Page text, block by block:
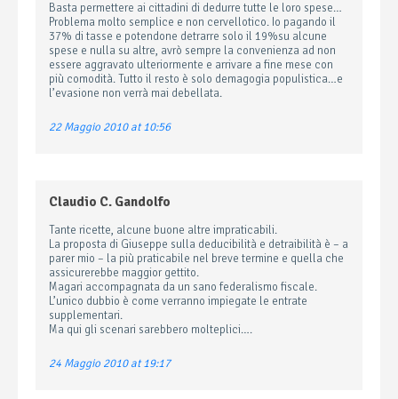
Basta permettere ai cittadini di dedurre tutte le loro spese…
Problema molto semplice e non cervellotico. Io pagando il
37% di tasse e potendone detrarre solo il 19%su alcune
spese e nulla su altre, avrò sempre la convenienza ad non
essere aggravato ulteriormente e arrivare a fine mese con
più comodità. Tutto il resto è solo demagogia populistica…e
l’evasione non verrà mai debellata.
22 Maggio 2010 at 10:56
Claudio C. Gandolfo
Tante ricette, alcune buone altre impraticabili.
La proposta di Giuseppe sulla deducibilità e detraibilità è – a
parer mio – la più praticabile nel breve termine e quella che
assicurerebbe maggior gettito.
Magari accompagnata da un sano federalismo fiscale.
L’unico dubbio è come verranno impiegate le entrate
supplementari.
Ma qui gli scenari sarebbero molteplici….
24 Maggio 2010 at 19:17